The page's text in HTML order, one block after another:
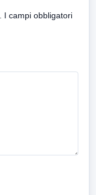
I campi obbligatori